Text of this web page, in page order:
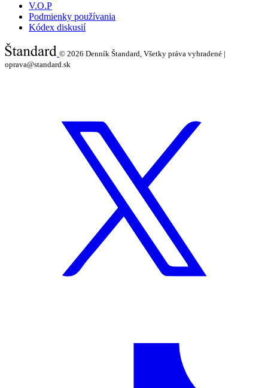
V.O.P
Podmienky používania
Kódex diskusií
© 2026 Denník Štandard, Všetky práva vyhradené |
oprava@standard.sk